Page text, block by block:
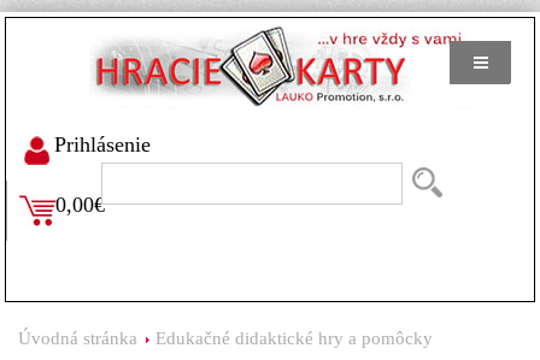
Prihlásenie
0,00€
Úvodná stránka Edukačné didaktické hry a pomôcky